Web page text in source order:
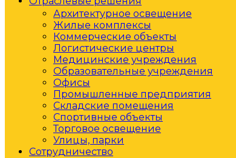
Архитектурное освещение
Жилые комплексы
Коммерческие объекты
Логистические центры
Медицинские учреждения
Образовательные учреждения
Офисы
Промышленные предприятия
Складские помещения
Спортивные объекты
Торговое освещение
Улицы, парки
Сотрудничество